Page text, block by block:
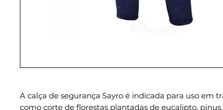
A calça de segurança Sayro é indicada para uso em
como corte de florestas plantadas de eucalipto,